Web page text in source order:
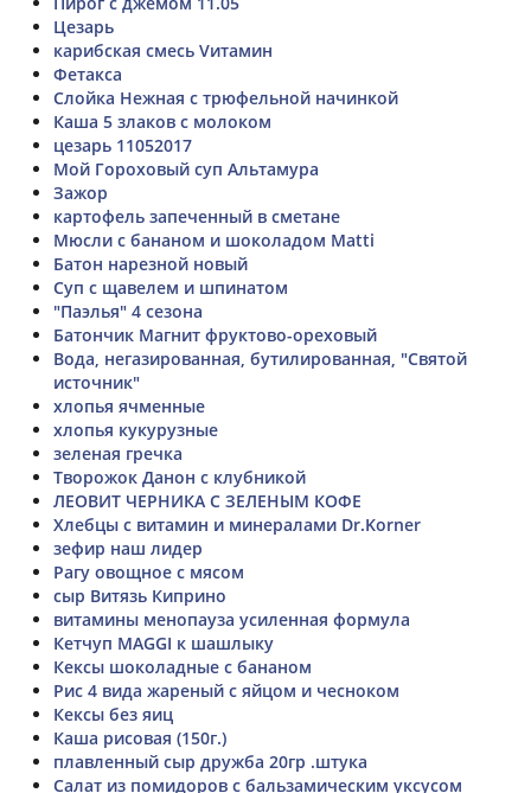
Цезарь
карибская смесь Vитамин
Фетакса
Слойка Нежная с трюфельной начинкой
Каша 5 злаков с молоком
цезарь 11052017
Мой Гороховый суп Альтамура
Зажор
картофель запеченный в сметане
Мюсли с бананом и шоколадом Matti
Батон нарезной новый
Суп с щавелем и шпинатом
"Паэлья" 4 сезона
Батончик Магнит фруктово-ореховый
Вода, негазированная, бутилированная, "Святой
источник"
хлопья ячменные
хлопья кукурузные
зеленая гречка
Творожок Данон с клубникой
ЛЕОВИТ ЧЕРНИКА С ЗЕЛЕНЫМ КОФЕ
Хлебцы с витамин и минералами Dr.Korner
зефир наш лидер
Рагу овощное с мясом
сыр Витязь Киприно
витамины менопауза усиленная формула
Кетчуп MAGGI к шашлыку
Кексы шоколадные с бананом
Рис 4 вида жареный с яйцом и чесноком
Кексы без яиц
Каша рисовая (150г.)
плавленный сыр дружба 20гр .штука
Салат из помидоров с бальзамическим уксусом